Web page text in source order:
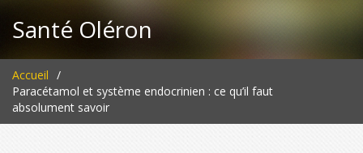
Santé Oléron
Accueil
Paracétamol et système endocrinien : ce qu’il faut
absolument savoir